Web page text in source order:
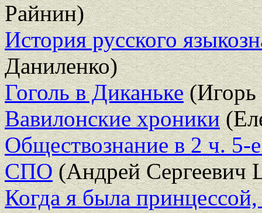
Райнин)
История русского
Даниленко)
Гоголь в Диканьке(Игорь
Вавилонские хроники
Обществознание в 2 ч. 5-
СПО(Андрей Сергеевич
Когда я была